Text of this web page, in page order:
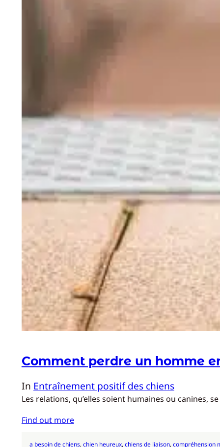
Comment perdre un homme
In Entraînement positif des chiens
Les relations, qu’elles soient humaines ou canines,
Find out more
a besoin de chiens, chien heureux, chiens de liaison, compréhension